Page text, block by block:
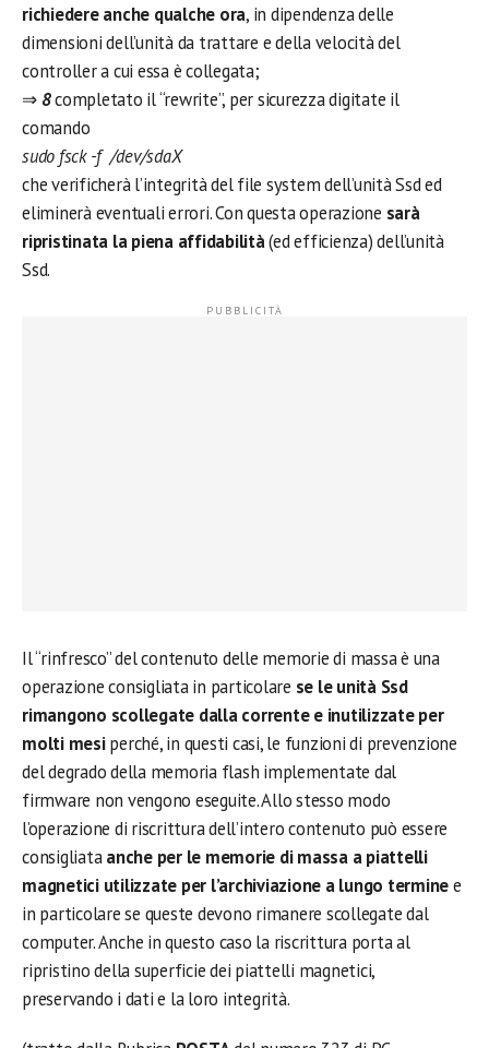
richiedere anche qualche ora, in dipendenza delle
dimensioni dell’unità da trattare e della velocità del
controller a cui essa è collegata;
⇒ 8completato il “rewrite”, per sicurezza digitate il
comando
sudo fsck -f /dev/sdaX
che verificherà l’integrità del file system dell’unità Ssd ed
eliminerà eventuali errori. Con questa operazione sarà
ripristinata la piena affidabilità(ed efficienza) dell’unità
Ssd.
Il “rinfresco” del contenuto delle memorie di massa è una
operazione consigliata in particolare se le unità Ssd
rimangono scollegate dalla corrente e inutilizzate per
molti mesiperché, in questi casi, le funzioni di prevenzione
del degrado della memoria flash implementate dal
firmware non vengono eseguite. Allo stesso modo
l’operazione di riscrittura dell’intero contenuto può essere
consigliataanche per le memorie di massa a piattelli
magnetici utilizzate per l’archiviazione a lungo terminee
in particolare se queste devono rimanere scollegate dal
computer. Anche in questo caso la riscrittura porta al
ripristino della superficie dei piattelli magnetici,
preservando i dati e la loro integrità.